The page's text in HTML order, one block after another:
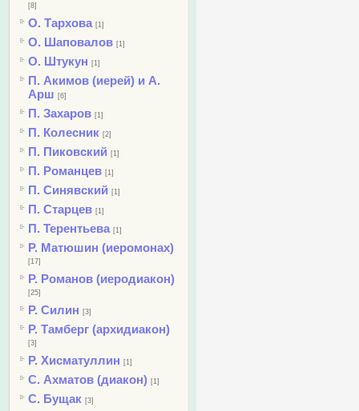
[8]
О. Тархова [1]
О. Шаповалов [1]
О. Штукун [1]
П. Акимов (иерей) и А.
Арш [6]
П. Захаров [1]
П. Колесник [2]
П. Пиковский [1]
П. Романцев [1]
П. Синявский [1]
П. Старцев [1]
П. Терентьева [1]
Р. Матюшин (иеромонах)
[17]
Р. Романов (иеродиакон)
[25]
Р. Силин [3]
Р. Тамберг (архидиакон)
[3]
Р. Хисматуллин [1]
С. Ахматов (диакон) [1]
С. Бущак [3]